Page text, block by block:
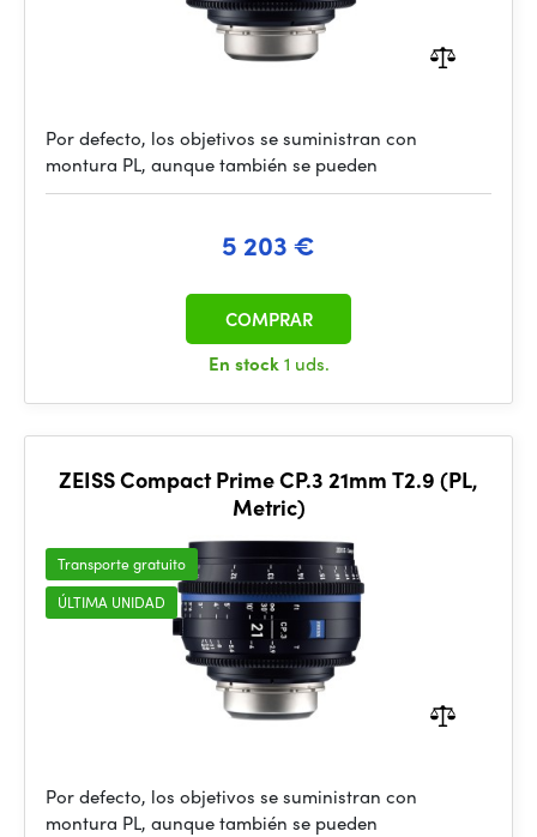
Por defecto, los objetivos se suministran con
montura PL, aunque también se pueden
5 203 €
En stock1 uds.
COMPRAR
ZEISS Compact Prime CP.3 21mm T2.9 (PL,
Metric)
Transporte gratuito
ÚLTIMA UNIDAD
Por defecto, los objetivos se suministran con
montura PL, aunque también se pueden